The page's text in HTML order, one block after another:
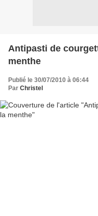
Antipasti de
menthe
Publié le 30/07/2010 à 06:44
Par Christel